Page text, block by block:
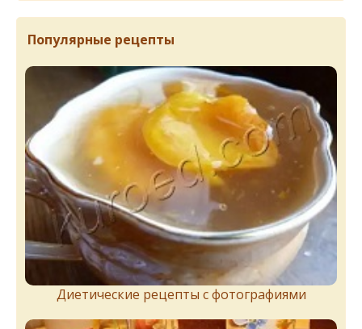
Популярные рецепты
Диетические рецепты с фотографиями